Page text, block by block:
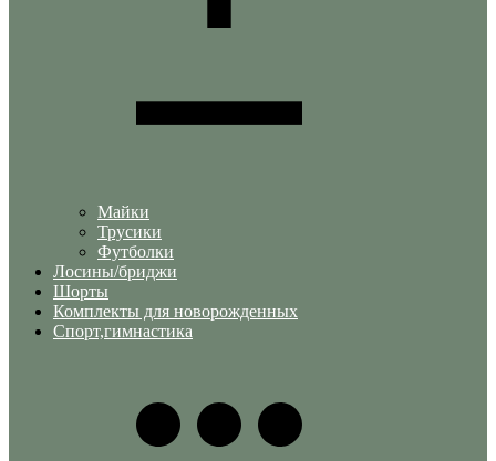
Майки
Трусики
Футболки
Лосины/бриджи
Шорты
Комплекты для новорожденных
Спорт,гимнастика